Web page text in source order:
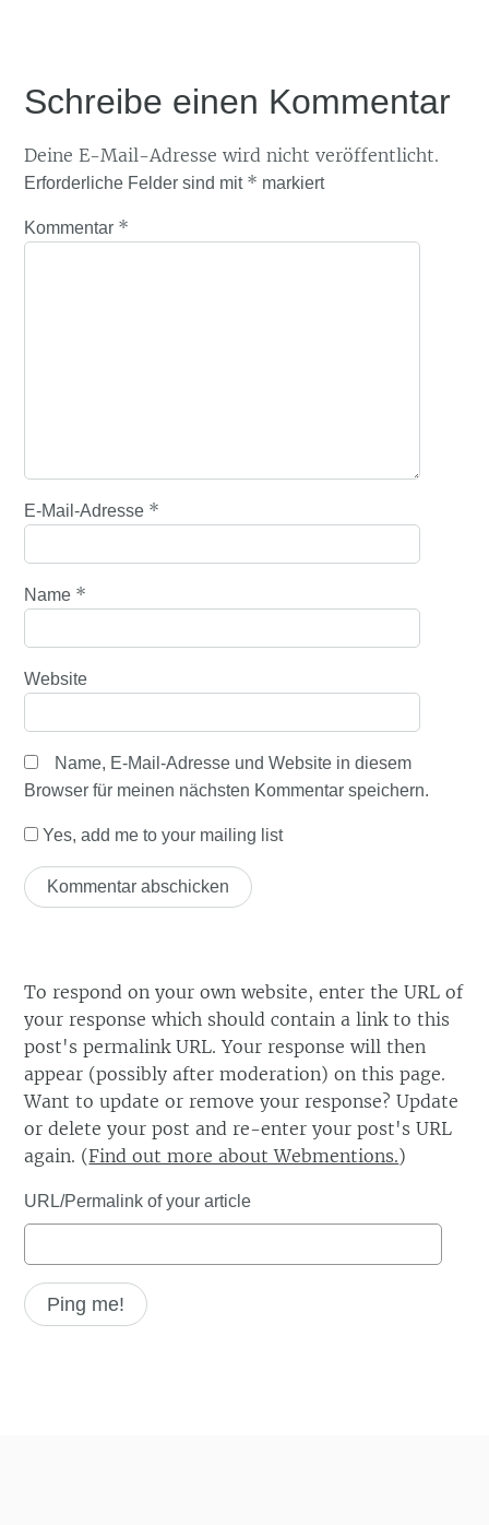
Schreibe einen Kommentar
Deine E-Mail-Adresse wird nicht veröffentlicht.
Erforderliche Felder sind mit * markiert
Kommentar *
E-Mail-Adresse *
Name *
Website
Name, E-Mail-Adresse und Website in diesem
Browser für meinen nächsten Kommentar speichern.
Yes, add me to your mailing list
To respond on your own website, enter the URL of
your response which should contain a link to this
post's permalink URL. Your response will then
appear (possibly after moderation) on this page.
Want to update or remove your response? Update
or delete your post and re-enter your post's URL
again. (Find out more about Webmentions.)
URL/Permalink of your article